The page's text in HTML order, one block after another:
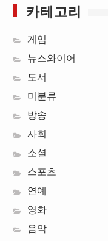
카테고리
게임
뉴스와이어
도서
미분류
방송
사회
소셜
스포츠
연예
영화
음악